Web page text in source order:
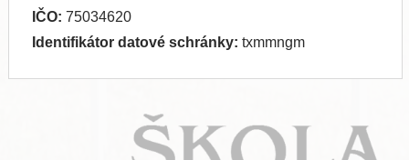
IČO: 75034620
Identifikátor datové schránky: txmmngm